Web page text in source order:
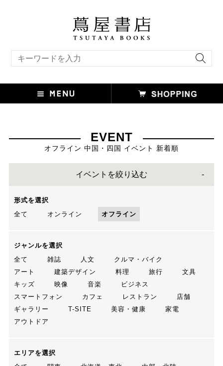
EVENT
オフライン 中国・四国 イベント 新着順
イベントを絞り込む
形式を選択
全て
オンライン オフライン
ジャンルを選択
全て
雑誌 人文
クルマ・バイク
アート
建築デザイン 料理 旅行
文具
キッズ
映像 音楽
ビジネス
スマートフォン
カフェ レストラン
店舗
ギャラリー
T-SITE 美容・健康
家電
アウトドア
エリアを選択